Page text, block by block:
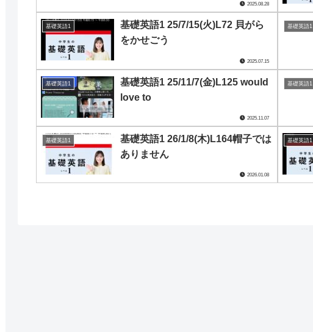
2025.08.28
基礎英語1
基礎英語1 25/7/15(火)L72 貝がら
をかせごう
2025.07.15
基礎英語1
基礎英語1
基礎英語1 25/11/7(金)L125 would
love to
2025.11.07
基礎英語1
基礎英語1
基礎英語1 26/1/8(木)L164帽子では
ありません
2026.01.08
基礎英語1